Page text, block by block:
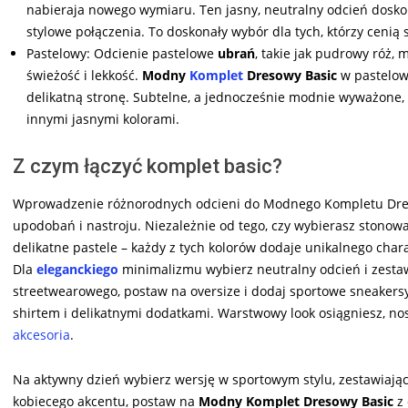
nabieraja nowego wymiaru. Ten jasny, neutralny odcień
stylowe połączenia. To doskonały wybór dla tych, którzy
Pastelowy: Odcienie pastelowe ubrań, takie jak pudrowy róż,
świeżość i lekkość. Modny Komplet Dresowy Basic w
delikatną stronę. Subtelne, a jednocześnie modnie
innymi jasnymi kolorami.
Z czym łączyć komplet basic?
Wprowadzenie różnorodnych odcieni do Modnego Kompletu
upodobań i nastroju. Niezależnie od tego, czy wybierasz
delikatne pastele – każdy z tych kolorów dodaje unikalnego
Dla eleganckiego minimalizmu wybierz neutralny odcień i
streetwearowego, postaw na oversize i dodaj sportowe
shirtem i delikatnymi dodatkami. Warstwowy look osiągniesz,
akcesoria.
Na aktywny dzień wybierz wersję w sportowym stylu,
kobiecego akcentu, postaw na Modny Komplet Dresowy Basic z